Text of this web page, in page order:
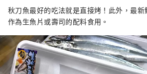
秋刀魚最好的吃法就是直接烤！此外，最
作為生魚片或壽司的配料食用。